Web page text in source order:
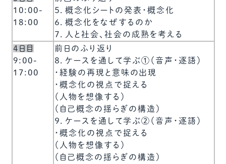
10:00-
18:00
５．概念化シートの発表・概念化
６．概念化をなぜするのか
７．人と社会、社会の成熟を考える
4日目
9:00-
17:00
前日のふり返り
８．ケースを通して学ぶ①（音声・逐語）
・経験の再現と意味の出現
・概念化の視点で捉える
（人物を想像する）
（自己概念の揺らぎの構造）
９．ケースを通して学ぶ②（音声・逐語）
・概念化の視点で捉える
（人物を想像する）
（自己概念の揺らぎの構造）